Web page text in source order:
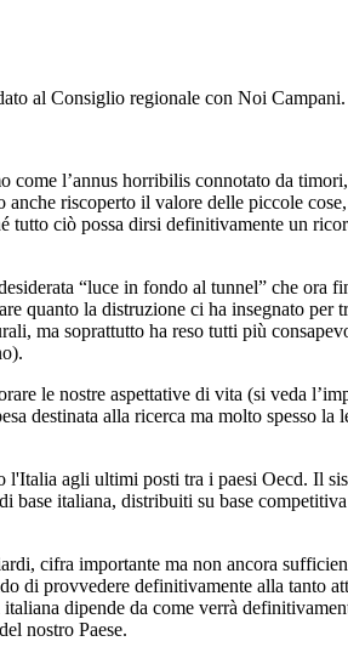
al Consiglio regionale con Noi Campani.
come l’annus horribilis connotato da
riscoperto il valore delle piccole
ciò possa dirsi definitivamente un
“luce in fondo al tunnel” che ora
quanto la distruzione ci ha insegnato per
ma soprattutto ha reso tutti più
le nostre aspettative di vita (si veda
destinata alla ricerca ma molto spesso
agli ultimi posti tra i paesi Oecd. Il
italiana, distribuiti su base
cifra importante ma non ancora
di provvedere definitivamente alla tanto
dipende da come verrà
nostro Paese.